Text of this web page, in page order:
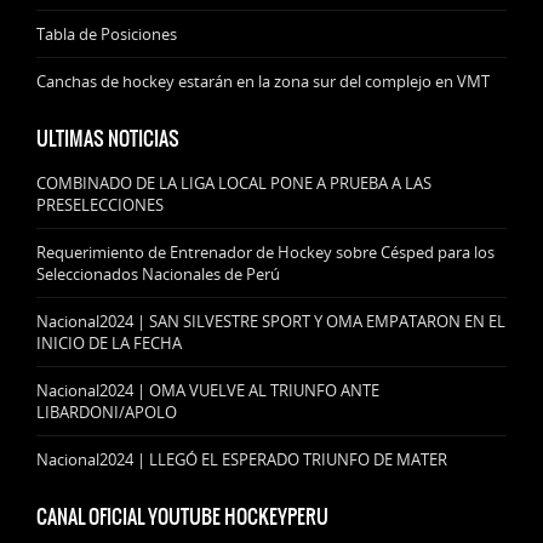
Tabla de Posiciones
Canchas de hockey estarán en la zona sur del complejo en VMT
ULTIMAS NOTICIAS
COMBINADO DE LA LIGA LOCAL PONE A PRUEBA A LAS
PRESELECCIONES
Requerimiento de Entrenador de Hockey sobre Césped para los
Seleccionados Nacionales de Perú
Nacional2024 | SAN SILVESTRE SPORT Y OMA EMPATARON EN EL
INICIO DE LA FECHA
Nacional2024 | OMA VUELVE AL TRIUNFO ANTE
LIBARDONI/APOLO
Nacional2024 | LLEGÓ EL ESPERADO TRIUNFO DE MATER
CANAL OFICIAL YOUTUBE HOCKEYPERU